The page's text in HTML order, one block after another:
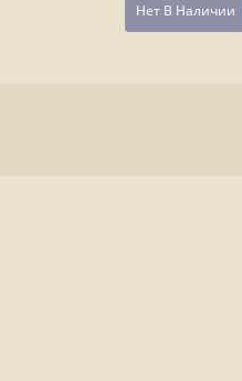
Нет В Наличии